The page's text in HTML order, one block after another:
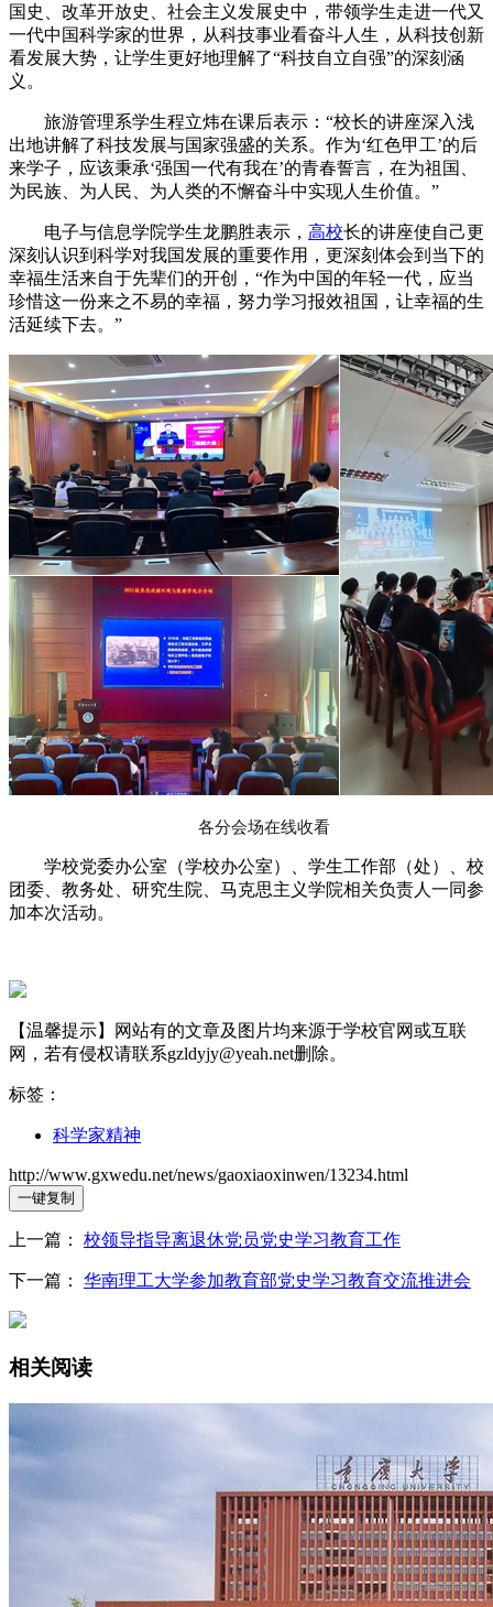
国史、改革开放史、社会主义发展史中，带领学生走进一代又
一代中国科学家的世界，从科技事业看奋斗人生，从科技创新
看发展大势，让学生更好地理解了“科技自立自强”的深刻涵
义。
旅游管理系学生程立炜在课后表示：“校长的讲座深入浅
出地讲解了科技发展与国家强盛的关系。作为‘红色甲工’的后
来学子，应该秉承‘强国一代有我在’的青春誓言，在为祖国、
为民族、为人民、为人类的不懈奋斗中实现人生价值。”
电子与信息学院学生龙鹏胜表示， 高校长的讲座使自己更
深刻认识到科学对我国发展的重要作用，更深刻体会到当下的
幸福生活来自于先辈们的开创，“作为中国的年轻一代，应当
珍惜这一份来之不易的幸福，努力学习报效祖国，让幸福的生
活延续下去。”
各分会场在线收看
学校党委办公室（学校办公室）、学生工作部（处）、校
团委、教务处、研究生院、马克思主义学院相关负责人一同参
加本次活动。
【温馨提示】网站有的文章及图片均来源于学校官网或互联
网，若有侵权请联系gzldyjy@yeah.net删除。
标签：
科学家精神
http://www.gxwedu.net/news/gaoxiaoxinwen/13234.html
一键复制
上一篇： 校领导指导离退休党员党史学习教育工作
下一篇： 华南理工大学参加教育部党史学习教育交流推进会
相关阅读